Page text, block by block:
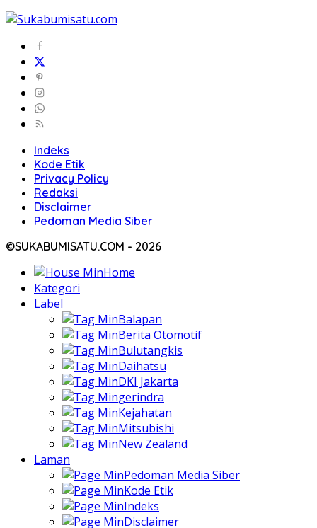
Indeks
Kode Etik
Privacy Policy
Redaksi
Disclaimer
Pedoman Media Siber
©SUKABUMISATU.COM - 2026
Home
Kategori
Label
Balapan
Berita Otomotif
Bulutangkis
Daihatsu
DKI Jakarta
gerindra
Kejahatan
Mitsubishi
New Zealand
Laman
Pedoman Media Siber
Kode Etik
Indeks
Disclaimer